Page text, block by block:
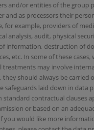
and/or entities of the group
and as processors their
for example, providers of
analysis, audit, physical
information, destruction of
etc. In some of these
treatments may involve
they should always be carried
safeguards laid down in data
standard contractual clauses
or based on an
you would like more